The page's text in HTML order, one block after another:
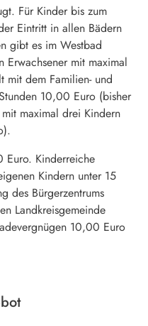
Für Kinder bis zum
Eintritt in ‎allen Bädern
gibt es im Westbad
Erwachsener mit maximal
mit dem Familien- und
10,00 Euro (bisher
maximal ‎drei Kindern
Euro. Kinderreiche
Kindern ‎unter 15
des Bürgerzentrums
Landkreisgemeinde
10,00 Euro